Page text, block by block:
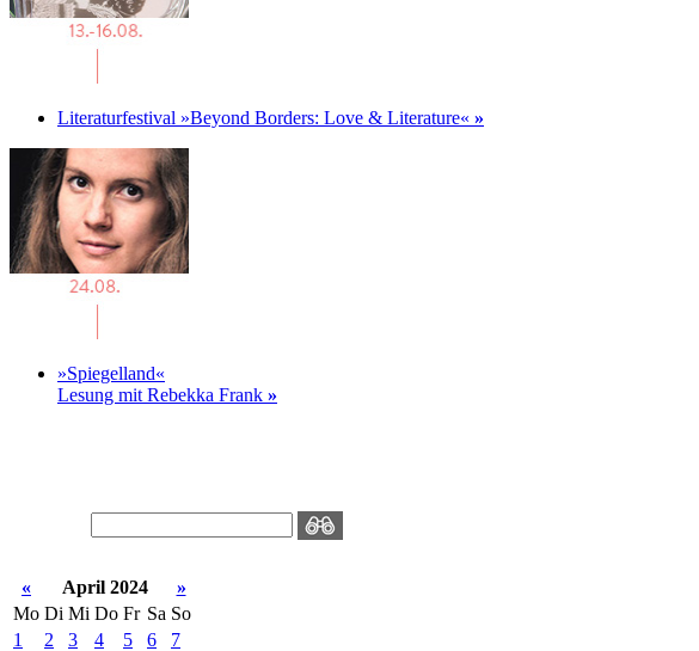
Literaturfestival »Beyond Borders: Love & Literature« »
»Spiegelland«
Lesung mit Rebekka Frank »
« April 2024
»
Mo Di Mi Do Fr Sa So
1
2 3 4 5 6
7